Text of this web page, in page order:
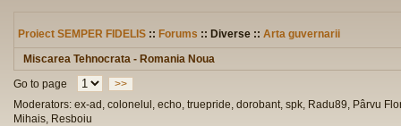
Proiect SEMPER FIDELIS :: Forums :: Diverse :: Arta guvernarii
Miscarea Tehnocrata - Romania Noua
Go to page
>>
Moderators: ex-ad, colonelul, echo, truepride, dorobant, spk, Radu89, Pârvu
Mihais, Resboiu